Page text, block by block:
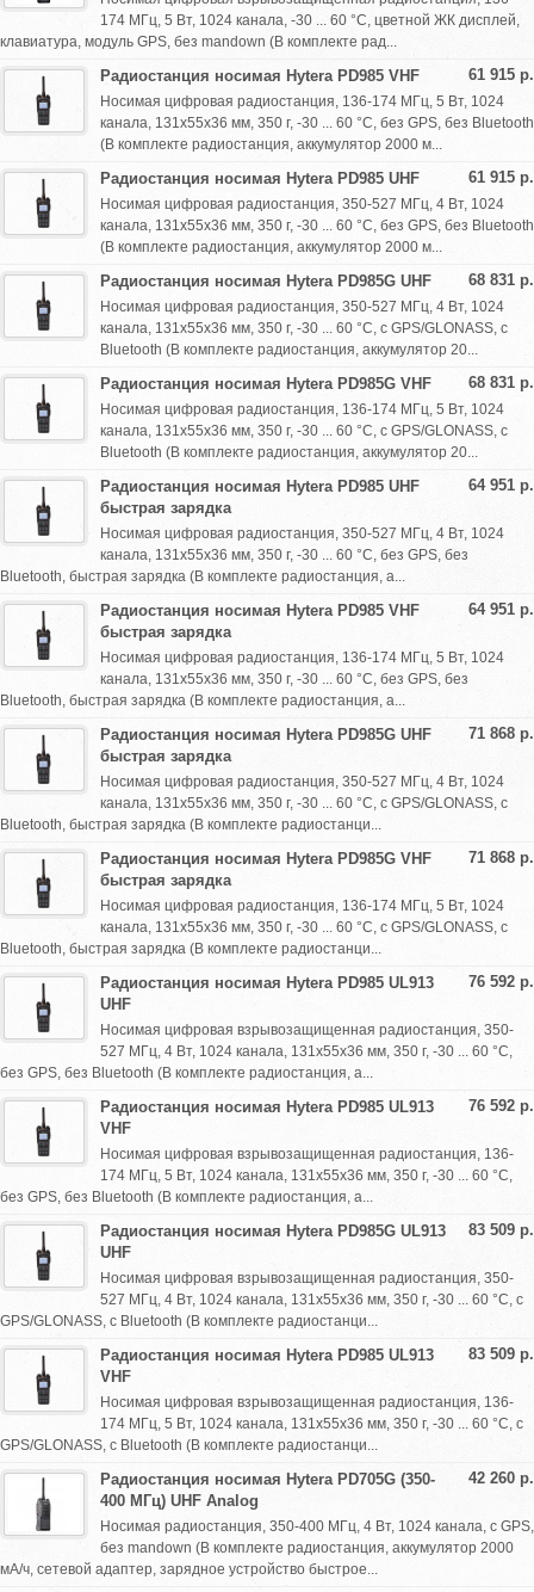
174 МГц, 5 Вт, 1024 канала, -30 ... 60 °С, цветной ЖК дисплей,
клавиатура, модуль GPS, без mandown (В комплекте рад...
61 915 р.
Радиостанция носимая Hytera PD985 VHF
Носимая цифровая радиостанция, 136-174 МГц, 5 Вт, 1024
канала, 131х55х36 мм, 350 г, -30 ... 60 °С, без GPS, без Bluetooth
(В комплекте радиостанция, аккумулятор 2000 м...
61 915 р.
Радиостанция носимая Hytera PD985 UHF
Носимая цифровая радиостанция, 350-527 МГц, 4 Вт, 1024
канала, 131х55х36 мм, 350 г, -30 ... 60 °С, без GPS, без Bluetooth
(В комплекте радиостанция, аккумулятор 2000 м...
68 831 р.
Радиостанция носимая Hytera PD985G UHF
Носимая цифровая радиостанция, 350-527 МГц, 4 Вт, 1024
канала, 131х55х36 мм, 350 г, -30 ... 60 °С, с GPS/GLONASS, с
Bluetooth (В комплекте радиостанция, аккумулятор 20...
68 831 р.
Радиостанция носимая Hytera PD985G VHF
Носимая цифровая радиостанция, 136-174 МГц, 5 Вт, 1024
канала, 131х55х36 мм, 350 г, -30 ... 60 °С, с GPS/GLONASS, с
Bluetooth (В комплекте радиостанция, аккумулятор 20...
64 951 р.
Радиостанция носимая Hytera PD985 UHF
быстрая зарядка
Носимая цифровая радиостанция, 350-527 МГц, 4 Вт, 1024
канала, 131х55х36 мм, 350 г, -30 ... 60 °С, без GPS, без
Bluetooth, быстрая зарядка (В комплекте радиостанция, а...
64 951 р.
Радиостанция носимая Hytera PD985 VHF
быстрая зарядка
Носимая цифровая радиостанция, 136-174 МГц, 5 Вт, 1024
канала, 131х55х36 мм, 350 г, -30 ... 60 °С, без GPS, без
Bluetooth, быстрая зарядка (В комплекте радиостанция, а...
71 868 р.
Радиостанция носимая Hytera PD985G UHF
быстрая зарядка
Носимая цифровая радиостанция, 350-527 МГц, 4 Вт, 1024
канала, 131х55х36 мм, 350 г, -30 ... 60 °С, с GPS/GLONASS, с
Bluetooth, быстрая зарядка (В комплекте радиостанци...
71 868 р.
Радиостанция носимая Hytera PD985G VHF
быстрая зарядка
Носимая цифровая радиостанция, 136-174 МГц, 5 Вт, 1024
канала, 131х55х36 мм, 350 г, -30 ... 60 °С, с GPS/GLONASS, с
Bluetooth, быстрая зарядка (В комплекте радиостанци...
76 592 р.
Радиостанция носимая Hytera PD985 UL913
UHF
Носимая цифровая взрывозащищенная радиостанция, 350-
527 МГц, 4 Вт, 1024 канала, 131х55х36 мм, 350 г, -30 ... 60 °С,
без GPS, без Bluetooth (В комплекте радиостанция, а...
76 592 р.
Радиостанция носимая Hytera PD985 UL913
VHF
Носимая цифровая взрывозащищенная радиостанция, 136-
174 МГц, 5 Вт, 1024 канала, 131х55х36 мм, 350 г, -30 ... 60 °С,
без GPS, без Bluetooth (В комплекте радиостанция, а...
83 509 р.
Радиостанция носимая Hytera PD985G UL913
UHF
Носимая цифровая взрывозащищенная радиостанция, 350-
527 МГц, 4 Вт, 1024 канала, 131х55х36 мм, 350 г, -30 ... 60 °С, с
GPS/GLONASS, с Bluetooth (В комплекте радиостанци...
83 509 р.
Радиостанция носимая Hytera PD985 UL913
VHF
Носимая цифровая взрывозащищенная радиостанция, 136-
174 МГц, 5 Вт, 1024 канала, 131х55х36 мм, 350 г, -30 ... 60 °С, с
GPS/GLONASS, с Bluetooth (В комплекте радиостанци...
42 260 р.
Радиостанция носимая Hytera PD705G (350-
400 МГц) UHF Analog
Носимая радиостанция, 350-400 МГц, 4 Вт, 1024 канала, с GPS,
без mandown (В комплекте радиостанция, аккумулятор 2000
мА/ч, сетевой адаптер, зарядное устройство быстрое...